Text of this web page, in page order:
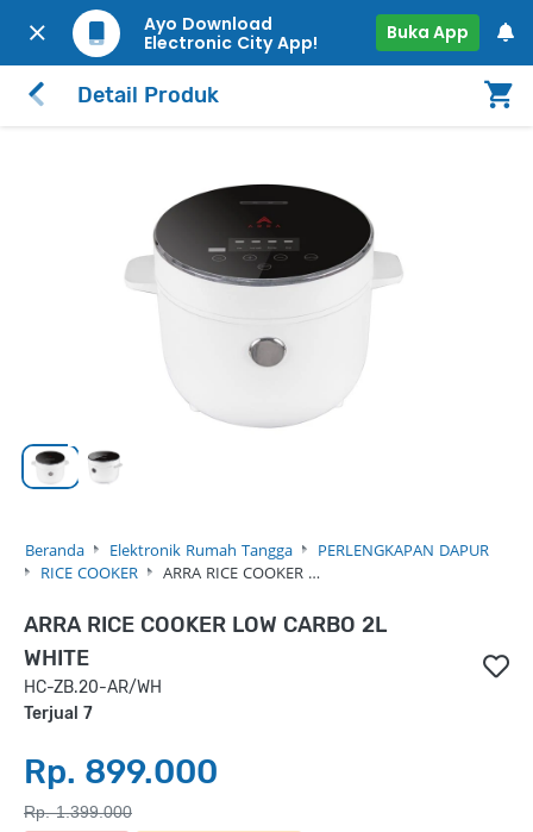
Ayo Download
Electronic City App!
Buka App
Detail Produk
Beranda Elektronik Rumah Tangga
PERLENGKAPAN DAPUR
RICE COOKER
ARRA RICE COOKER …
ARRA RICE COOKER LOW CARBO 2L
WHITE
HC-ZB.20-AR/WH
Terjual 7
Rp. 899.000
Rp. 1.399.000